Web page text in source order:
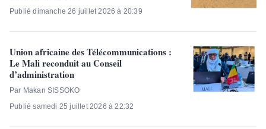
Publié dimanche 26 juillet 2026 à 20:39
Union africaine des Télécommunications :
Le Mali reconduit au Conseil
d’administration
Par Makan SISSOKO
Publié samedi 25 juillet 2026 à 22:32